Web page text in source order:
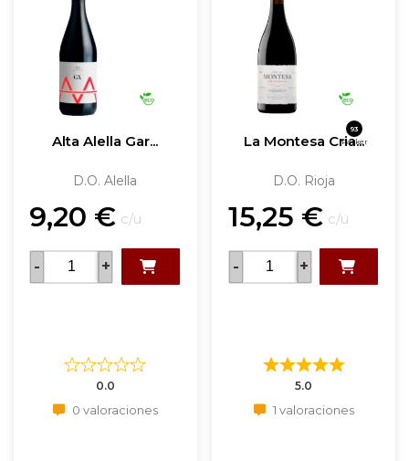
Alta Alella Gar...
D.O. Alella
9,20 € c/u
- +
0.0
0 valoraciones
La Montesa Cria...
D.O. Rioja
93
Parker
15,25 € c/u
- +
5.0
1 valoraciones